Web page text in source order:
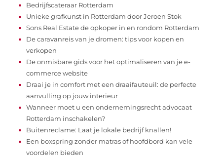
Bedrijfscateraar Rotterdam
Unieke grafkunst in Rotterdam door Jeroen Stok
Sons Real Estate de opkoper in en rondom Rotterdam
De caravanreis van je dromen: tips voor kopen en
verkopen
De onmisbare gids voor het optimaliseren van je e-
commerce website
Draai je in comfort met een draaifauteuil: de perfecte
aanvulling op jouw interieur
Wanneer moet u een ondernemingsrecht advocaat
Rotterdam inschakelen?
Buitenreclame: Laat je lokale bedrijf knallen!
Een boxspring zonder matras of hoofdbord kan vele
voordelen bieden